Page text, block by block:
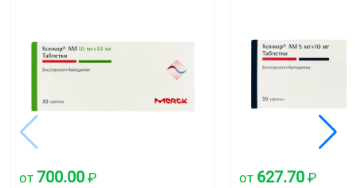
от 700.00 ₽ от 627.70 ₽